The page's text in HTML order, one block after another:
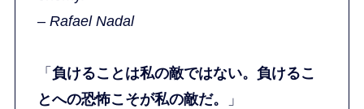
–Rafael Nadal
「 負けることは私の敵ではない。負けるこ
とへの恐怖こそが私の敵だ。
」